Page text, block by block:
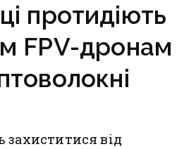
протидіють
FPV-дронам
захиститися від